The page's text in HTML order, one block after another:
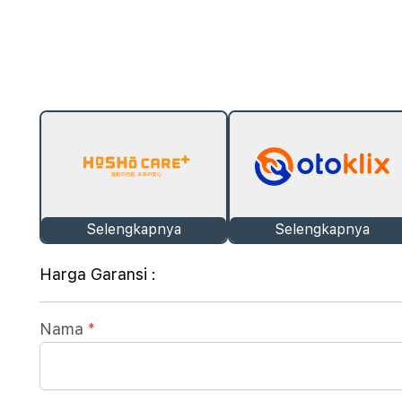
Selengkapnya Selengkapnya
Harga Garansi :
Nama *